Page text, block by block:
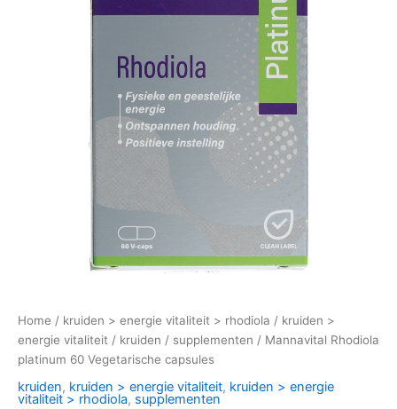
Home / kruiden > energie vitaliteit > rhodiola / kruiden >
energie vitaliteit / kruiden / supplementen / Mannavital Rhodiola
platinum 60 Vegetarische capsules
kruiden, kruiden > energie vitaliteit, kruiden > energie
vitaliteit > rhodiola, supplementen